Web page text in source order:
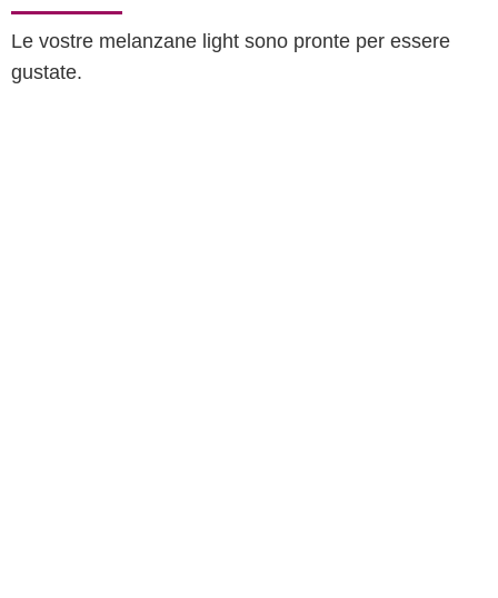
Le vostre melanzane light sono pronte per essere
gustate.